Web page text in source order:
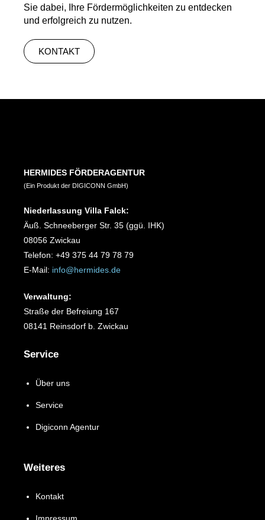
Sie dabei, Ihre Fördermöglichkeiten zu entdecken
und erfolgreich zu nutzen.
KONTAKT
HERMIDES FÖRDERAGENTUR
(Ein Produkt der DIGICONN GmbH)
Niederlassung Villa Falck:
Äuß. Schneeberger Str. 35 (ggü. IHK)
08056 Zwickau
Telefon: +49 375 44 79 78 79
E-Mail: info@hermides.de
Verwaltung:
Straße der Befreiung 167
08141 Reinsdorf b. Zwickau
Service
Über uns
Service
Digiconn Agentur
Weiteres
Kontakt